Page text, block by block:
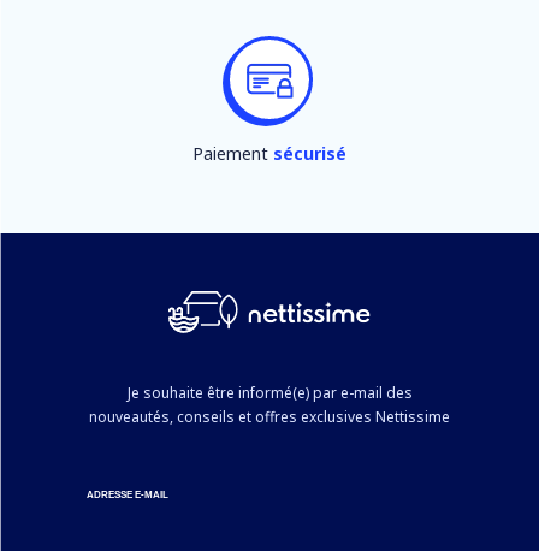
Paiement sécurisé
Je souhaite être informé(e) par e-mail des
nouveautés, conseils et offres exclusives Nettissime
ADRESSE E-MAIL